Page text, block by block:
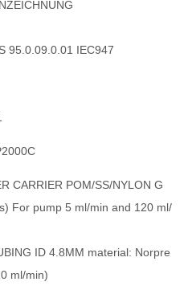
95.0.09.0.01 IEC947
CARRIER POM/SS/NYLON G
For pump 5 ml/min and 120 ml/
ID 4.8MM material: Norpre
ml/min)